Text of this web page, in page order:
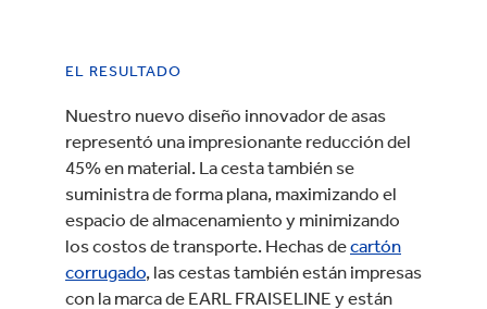
EL RESULTADO
Nuestro nuevo diseño innovador de asas
representó una impresionante reducción del
45% en material. La cesta también se
suministra de forma plana, maximizando el
espacio de almacenamiento y minimizando
los costos de transporte. Hechas decartón
corrugado, las cestas también están impresas
con la marca de EARL FRAISELINE y están